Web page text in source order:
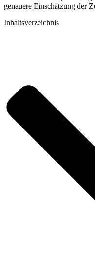
genauere Einschätzung der
Inhaltsverzeichnis​